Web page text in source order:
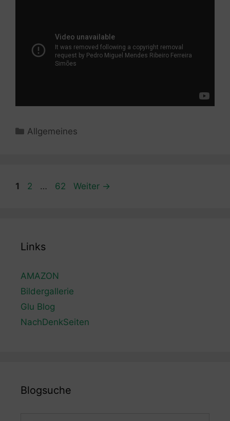
Kategorien
Allgemeines
Seite
1 Seite
2 … Seite
62 Weiter →
Links
AMAZON
Bildergallerie
Glu Blog
NachDenkSeiten
Blogsuche